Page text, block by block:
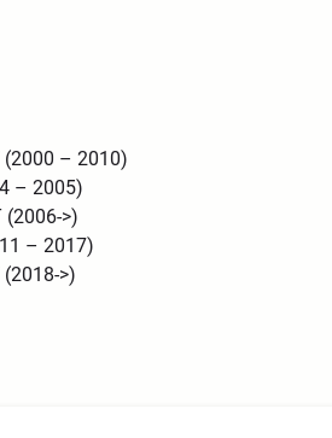
(2000 – 2010)
– 2005)
(2006->)
– 2017)
>)